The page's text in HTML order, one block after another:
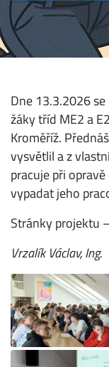
Dne 13.3.2026
žáky tříd ME2 a
Kroměříž.
vysvětlil a z
pracuje při
vypadat jeho
Stránky projektu
Vrzalík Václav, Ing.